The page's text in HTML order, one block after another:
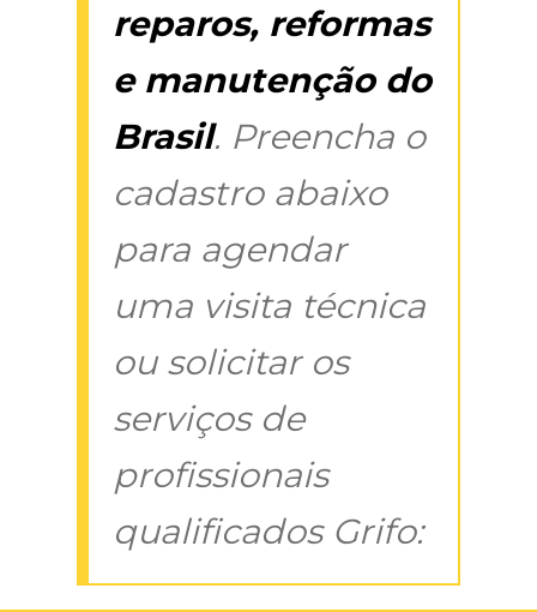
reparos, reformas
e manutenção do
Brasil. Preencha o
cadastro abaixo
para agendar
uma visita técnica
ou solicitar os
serviços de
profissionais
qualificados Grifo: